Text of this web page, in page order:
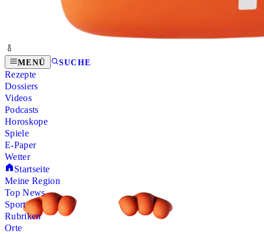
MENÜ SUCHE
Rezepte
Dossiers
Videos
Podcasts
Horoskope
Spiele
E-Paper
Wetter
Startseite
Meine Region
Top News
Sport
Rubriken
Orte